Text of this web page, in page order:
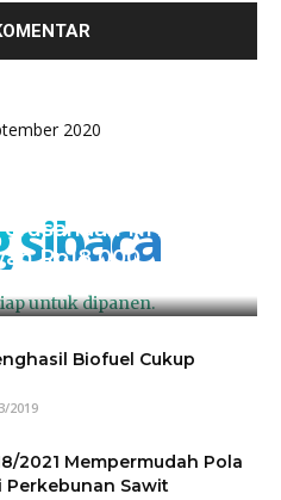
sibacaNH, Jual
Rp18.000
Biofuel Cukup
2019
2021 Mempermudah Pola
Perkebunan Sawit